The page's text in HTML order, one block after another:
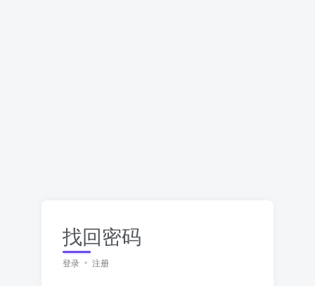
找回密码
登录 注册